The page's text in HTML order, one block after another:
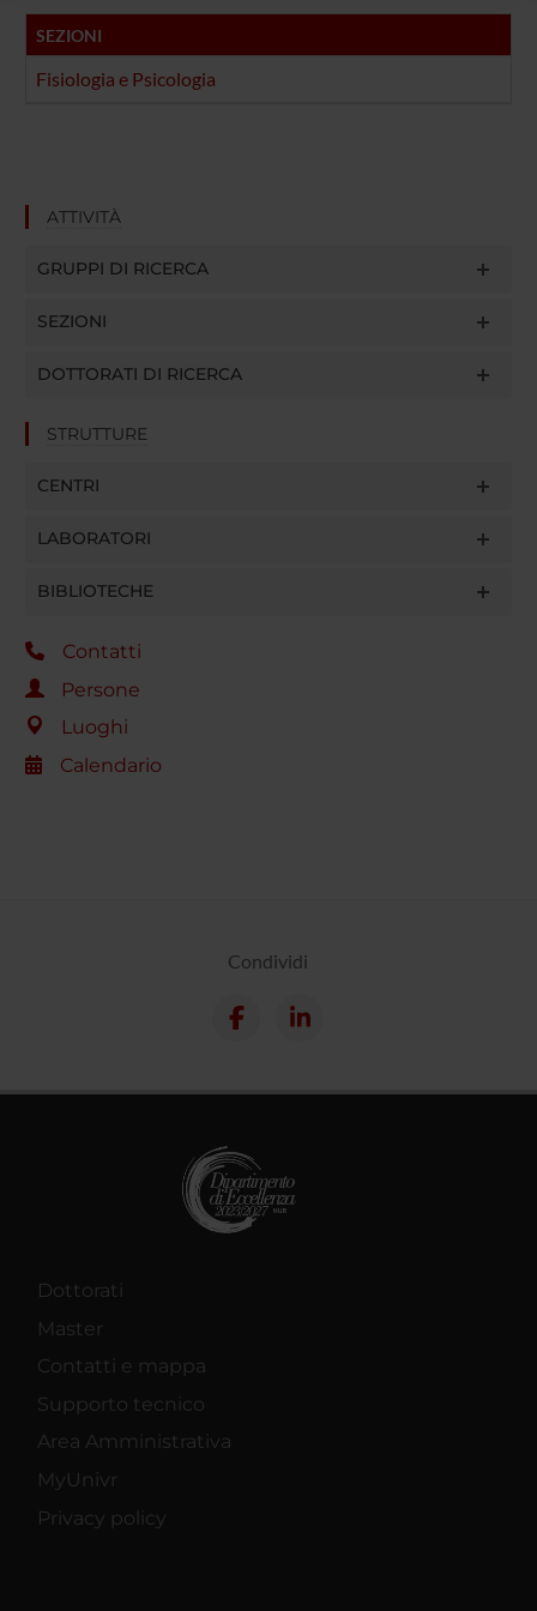
raccolto dal tuo utilizzo dei loro servizi.
SEZIONI
Fisiologia e Psicologia
ATTIVITÀ
GRUPPI DI RICERCA
SEZIONI
DOTTORATI DI RICERCA
STRUTTURE
CENTRI
LABORATORI
BIBLIOTECHE
Contatti
Persone
Luoghi
Calendario
Condividi
Dottorati
Master
Contatti e mappa
Supporto tecnico
Area Amministrativa
MyUnivr
Privacy policy